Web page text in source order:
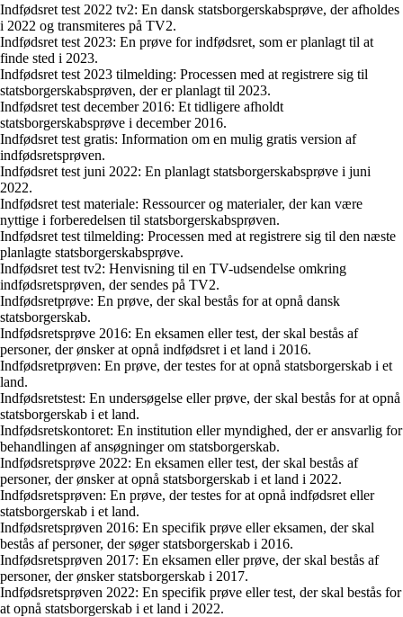
Indfødsret test 2022 tv2: En dansk statsborgerskabsprøve, der afholdes
i 2022 og transmiteres på TV2.
Indfødsret test 2023: En prøve for indfødsret, som er planlagt til at
finde sted i 2023.
Indfødsret test 2023 tilmelding: Processen med at registrere sig til
statsborgerskabsprøven, der er planlagt til 2023.
Indfødsret test december 2016: Et tidligere afholdt
statsborgerskabsprøve i december 2016.
Indfødsret test gratis: Information om en mulig gratis version af
indfødsretsprøven.
Indfødsret test juni 2022: En planlagt statsborgerskabsprøve i juni
2022.
Indfødsret test materiale: Ressourcer og materialer, der kan være
nyttige i forberedelsen til statsborgerskabsprøven.
Indfødsret test tilmelding: Processen med at registrere sig til den næste
planlagte statsborgerskabsprøve.
Indfødsret test tv2: Henvisning til en TV-udsendelse omkring
indfødsretsprøven, der sendes på TV2.
Indfødsretprøve: En prøve, der skal bestås for at opnå dansk
statsborgerskab.
Indfødsretsprøve 2016: En eksamen eller test, der skal bestås af
personer, der ønsker at opnå indfødsret i et land i 2016.
Indfødsretprøven: En prøve, der testes for at opnå statsborgerskab i et
land.
Indfødsretstest: En undersøgelse eller prøve, der skal bestås for at opnå
statsborgerskab i et land.
Indfødsretskontoret: En institution eller myndighed, der er ansvarlig for
behandlingen af ansøgninger om statsborgerskab.
Indfødsretsprøve 2022: En eksamen eller test, der skal bestås af
personer, der ønsker at opnå statsborgerskab i et land i 2022.
Indfødsretsprøven: En prøve, der testes for at opnå indfødsret eller
statsborgerskab i et land.
Indfødsretsprøven 2016: En specifik prøve eller eksamen, der skal
bestås af personer, der søger statsborgerskab i 2016.
Indfødsretsprøven 2017: En eksamen eller prøve, der skal bestås af
personer, der ønsker statsborgerskab i 2017.
Indfødsretsprøven 2022: En specifik prøve eller test, der skal bestås for
at opnå statsborgerskab i et land i 2022.